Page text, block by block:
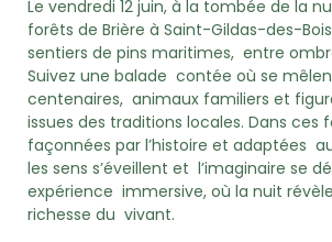
Le vendredi 12 juin, à la tombée de la
forêts de Brière à Saint-Gildas-des-
sentiers de pins maritimes, entre
Suivez une balade contée où se
centenaires, animaux familiers et
issues des traditions locales. Dans ces
façonnées par l’histoire et adaptées
les sens s’éveillent et l’imaginaire se
expérience immersive, où la nuit
richesse du vivant.